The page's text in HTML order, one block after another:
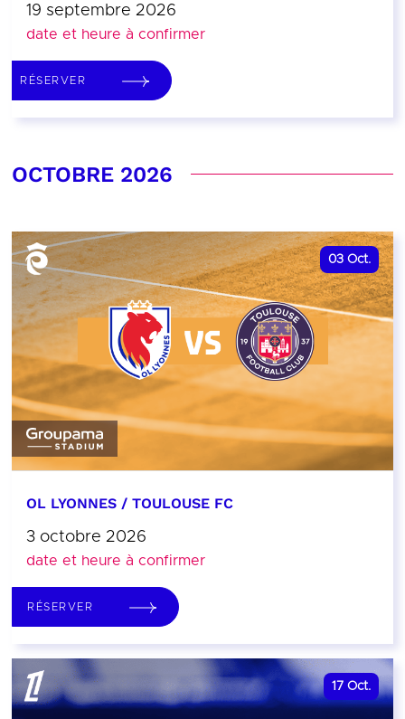
19 septembre 2026
date et heure à confirmer
RÉSERVER
OCTOBRE 2026
03 Oct.
OL LYONNES / TOULOUSE FC
3 octobre 2026
date et heure à confirmer
RÉSERVER
17 Oct.